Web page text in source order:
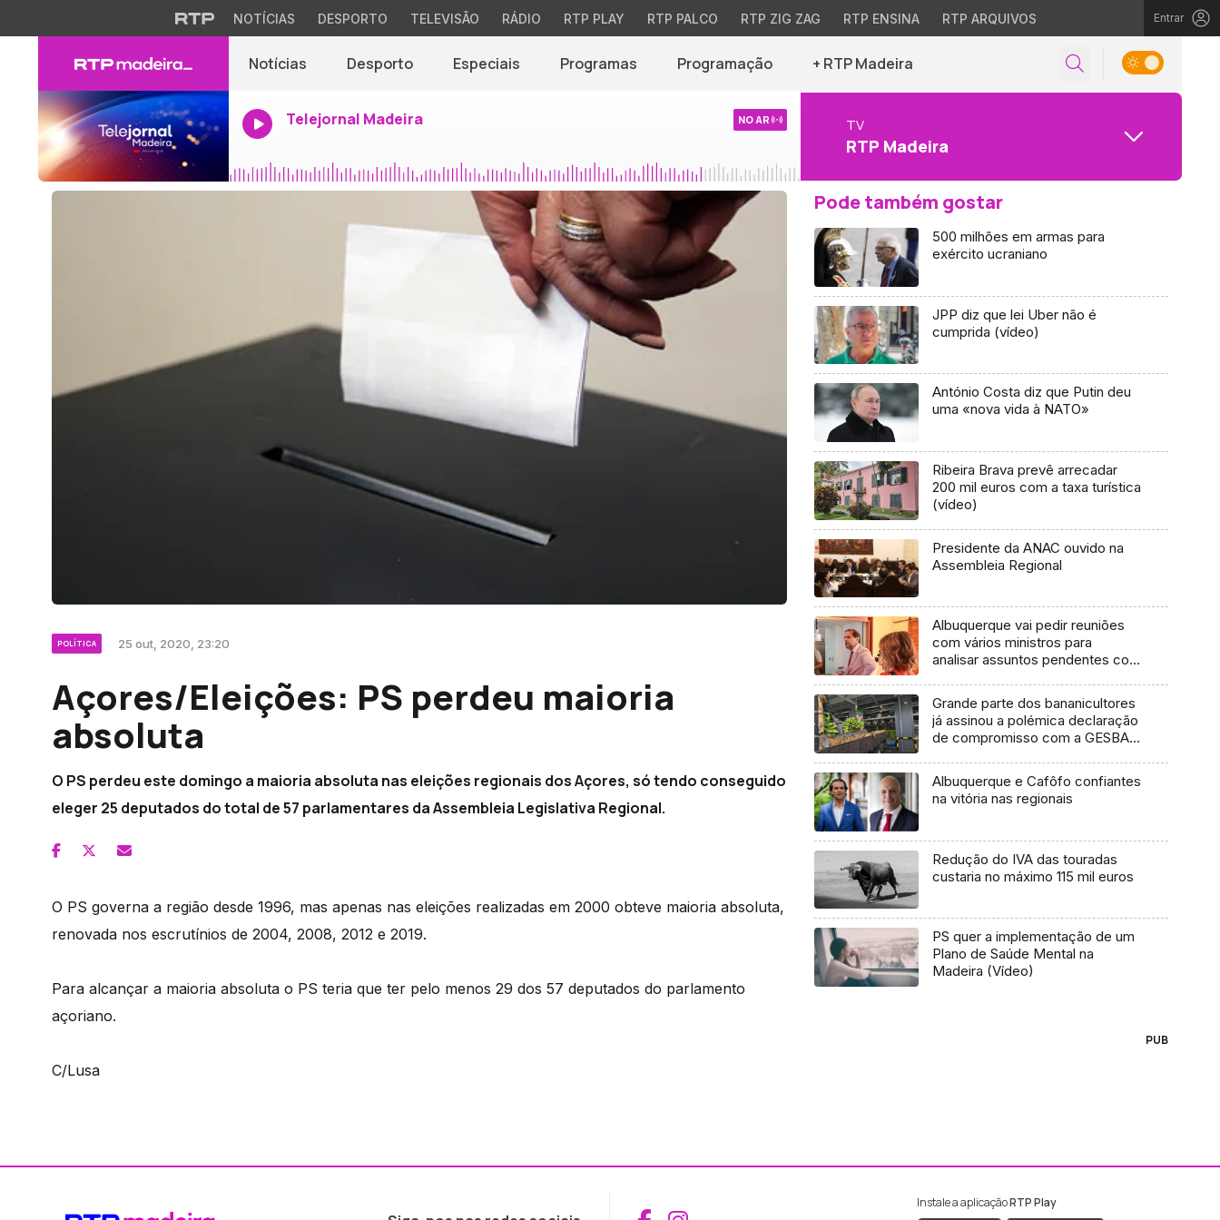
NOTÍCIAS DESPORTO TELEVISÃO RÁDIO RTP PLAY RTP PALCO RTP ZIG ZAG RTP ENSINA RTP ARQUIVOS Entrar
Notícias Desporto Especiais Programas Programação + RTP Madeira
Telejornal Madeira NO AR TV
RTP Madeira
POLÍTICA 25 out, 2020, 23:20
Açores/Eleições: PS perdeu maioria
absoluta
O PS perdeu este domingo a maioria absoluta nas eleições regionais dos Açores, só tendo conseguido
eleger 25 deputados do total de 57 parlamentares da Assembleia Legislativa Regional.
O PS governa a região desde 1996, mas apenas nas eleições realizadas em 2000 obteve maioria absoluta,
renovada nos escrutínios de 2004, 2008, 2012 e 2019.
Para alcançar a maioria absoluta o PS teria que ter pelo menos 29 dos 57 deputados do parlamento
açoriano.
C/Lusa
Pode também gostar
500 milhões em armas para
exército ucraniano
JPP diz que lei Uber não é
cumprida (vídeo)
António Costa diz que Putin deu
uma «nova vida à NATO»
Ribeira Brava prevê arrecadar
200 mil euros com a taxa turística
(vídeo)
Presidente da ANAC ouvido na
Assembleia Regional
Albuquerque vai pedir reuniões
com vários ministros para
analisar assuntos pendentes com
Grande parte dos bananicultores
já assinou a polémica declaração
de compromisso com a GESBA
Albuquerque e Cafôfo confiantes
na vitória nas regionais
Redução do IVA das touradas
custaria no máximo 115 mil euros
PS quer a implementação de um
Plano de Saúde Mental na
Madeira (Vídeo)
PUB
Instale a aplicaçãoRTP Play